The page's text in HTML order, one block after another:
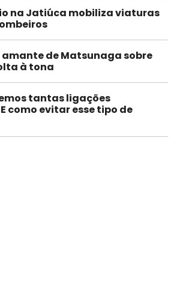
na Jatiúca mobiliza viaturas
amante de Matsunaga sobre
à tona
tantas ligações
como evitar esse tipo de